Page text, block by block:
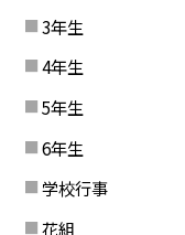
3年生
4年生
5年生
6年生
学校行事
花組